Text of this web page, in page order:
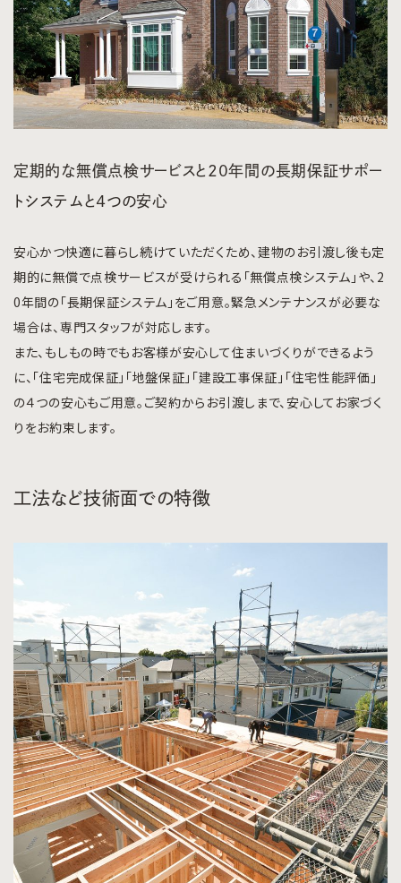
定期的な無償点検サービスと20年間の長期保証サポー
トシステムと４つの安心
安心かつ快適に暮らし続けていただくため、建物のお引渡し後も定
期的に無償で点検サービスが受けられる「無償点検システム」や、2
0年間の「長期保証システム」をご用意。緊急メンテナンスが必要な
場合は、専門スタッフが対応します。
また、もしもの時でもお客様が安心して住まいづくりができるよう
に、「住宅完成保証」「地盤保証」「建設工事保証」「住宅性能評価」
の４つの安心もご用意。ご契約からお引渡しまで、安心してお家づく
りをお約束します。
工法など技術面での特徴